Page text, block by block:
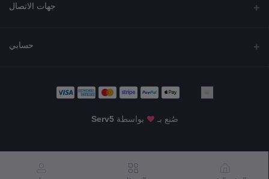
جهات الاتصال
حسابي
صُنع بـ بواسطة Serv5